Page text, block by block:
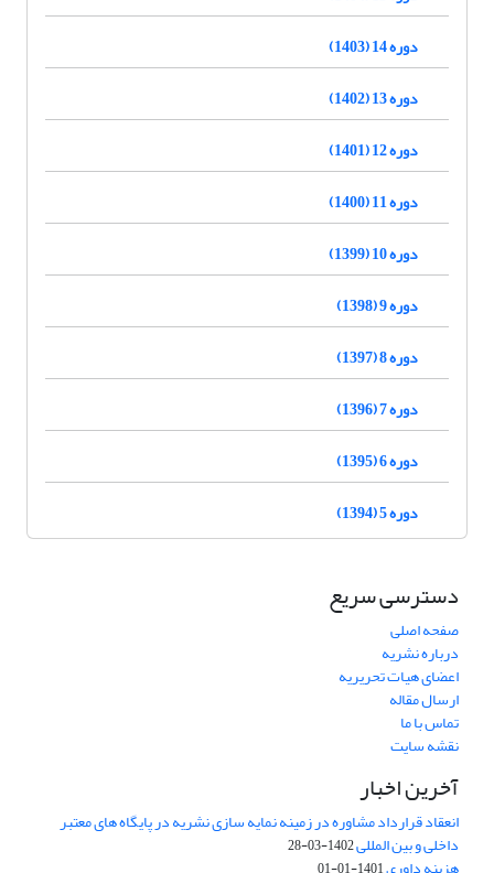
دوره 14 (1403)
دوره 13 (1402)
دوره 12 (1401)
دوره 11 (1400)
دوره 10 (1399)
دوره 9 (1398)
دوره 8 (1397)
دوره 7 (1396)
دوره 6 (1395)
دوره 5 (1394)
دسترسی سریع
صفحه اصلی
درباره نشریه
اعضای هیات تحریریه
ارسال مقاله
تماس با ما
نقشه سایت
آخرین اخبار
انعقاد قرارداد مشاوره در زمینه نمایه سازی نشریه در پایگاه های معتبر
داخلی و بین المللی1402-03-28